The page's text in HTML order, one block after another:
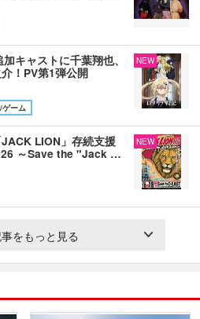
キャストに千葉翔也、
！PV第1弾公開
ゲーム
NEW
LION」存続支援
～Save the "Jack …
NEW
をもっと見る